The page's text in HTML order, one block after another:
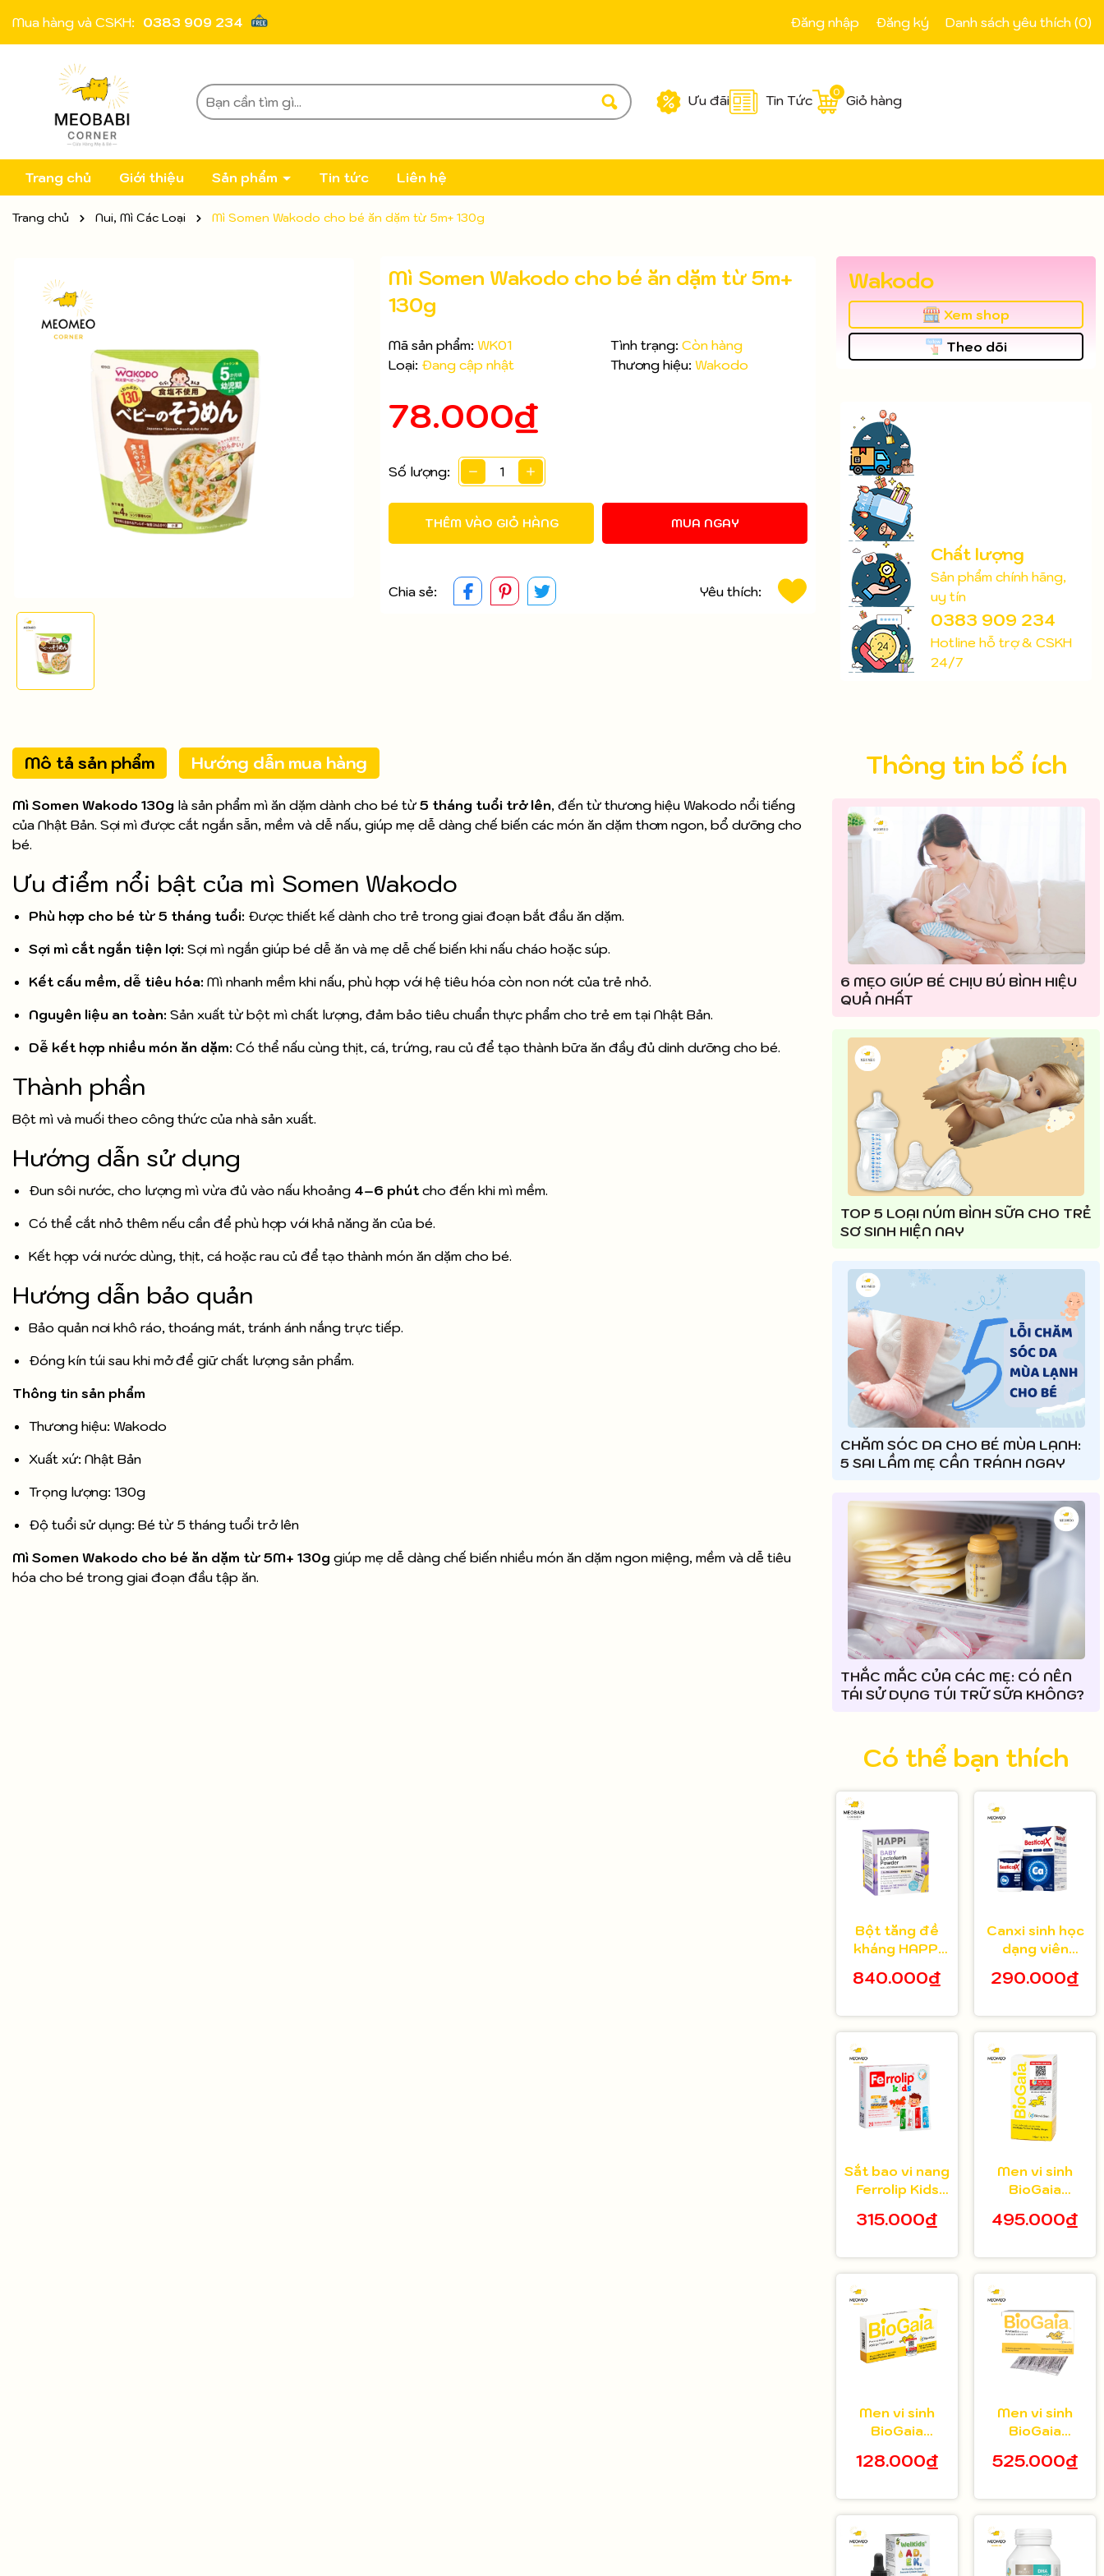
Mua hàng và CSKH: 0383 909 234 Đăng nhập Đăng ký Danh sách yêu thích (0)
Ưu đãi Tin Tức Giỏ hàng
0
Trang chủ Giới thiệu Sản phẩm Tin tức Liên hệ
Trang chủ Nui, Mì Các Loại Mì Somen Wakodo cho bé ăn dặm từ 5m+ 130g
Mì Somen Wakodo cho bé ăn dặm từ 5m+
130g
Mã sản phẩm: WK01 Tình trạng: Còn hàng
Loại: Đang cập nhật Thương hiệu: Wakodo
78.000₫
Số lượng:
THÊM VÀO GIỎ HÀNG MUA NGAY
Mã giảm giá:
Điều kiện:
Chia sẻ: Yêu thích:
Wakodo
Xem shop
Theo dõi
Chất lượng
Sản phẩm chính hãng,
uy tín
0383 909 234
Hotline hỗ trợ & CSKH
24/7
Mô tả sản phẩm Hướng dẫn mua hàng
Mì Somen Wakodo 130g là sản phẩm mì ăn dặm dành cho bé từ 5 tháng tuổi trở lên, đến từ thương hiệu Wakodo nổi tiếng
của Nhật Bản. Sợi mì được cắt ngắn sẵn, mềm và dễ nấu, giúp mẹ dễ dàng chế biến các món ăn dặm thơm ngon, bổ dưỡng cho
bé.
Ưu điểm nổi bật của mì Somen Wakodo
Phù hợp cho bé từ 5 tháng tuổi: Được thiết kế dành cho trẻ trong giai đoạn bắt đầu ăn dặm.
Sợi mì cắt ngắn tiện lợi: Sợi mì ngắn giúp bé dễ ăn và mẹ dễ chế biến khi nấu cháo hoặc súp.
Kết cấu mềm, dễ tiêu hóa: Mì nhanh mềm khi nấu, phù hợp với hệ tiêu hóa còn non nớt của trẻ nhỏ.
Nguyên liệu an toàn: Sản xuất từ bột mì chất lượng, đảm bảo tiêu chuẩn thực phẩm cho trẻ em tại Nhật Bản.
Dễ kết hợp nhiều món ăn dặm: Có thể nấu cùng thịt, cá, trứng, rau củ để tạo thành bữa ăn đầy đủ dinh dưỡng cho bé.
Thành phần
Bột mì và muối theo công thức của nhà sản xuất.
Hướng dẫn sử dụng
Đun sôi nước, cho lượng mì vừa đủ vào nấu khoảng 4–6 phútcho đến khi mì mềm.
Có thể cắt nhỏ thêm nếu cần để phù hợp với khả năng ăn của bé.
Kết hợp với nước dùng, thịt, cá hoặc rau củ để tạo thành món ăn dặm cho bé.
Hướng dẫn bảo quản
Bảo quản nơi khô ráo, thoáng mát, tránh ánh nắng trực tiếp.
Đóng kín túi sau khi mở để giữ chất lượng sản phẩm.
Thông tin sản phẩm
Thương hiệu: Wakodo
Xuất xứ: Nhật Bản
Trọng lượng: 130g
Độ tuổi sử dụng: Bé từ 5 tháng tuổi trở lên
Mì Somen Wakodo cho bé ăn dặm từ 5M+ 130g giúp mẹ dễ dàng chế biến nhiều món ăn dặm ngon miệng, mềm và dễ tiêu
hóa cho bé trong giai đoạn đầu tập ăn.
Thông tin bổ ích
6 MẸO GIÚP BÉ CHỊU BÚ BÌNH HIỆU
QUẢ NHẤT
TOP 5 LOẠI NÚM BÌNH SỮA CHO TRẺ
SƠ SINH HIỆN NAY
CHĂM SÓC DA CHO BÉ MÙA LẠNH:
5 SAI LẦM MẸ CẦN TRÁNH NGAY
THẮC MẮC CỦA CÁC MẸ: CÓ NÊN
TÁI SỬ DỤNG TÚI TRỮ SỮA KHÔNG?
Có thể bạn thích
Bột tăng đề
kháng HAPPi
Baby Úc cho
tuổi
840.000₫
Canxi sinh học
dạng viên
bé từ 8 tuổi 30
290.000₫
Sắt bao vi nang
Ferrolip Kids
tuổi hộp 20 gói
315.000₫
Men vi sinh
BioGaia
bé 5ml
495.000₫
Men vi sinh
BioGaia
viên hộp 10
128.000₫
Men vi sinh
BioGaia
bột hộp 30 gói
525.000₫